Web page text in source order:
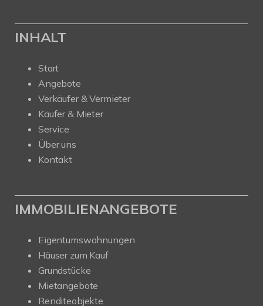
INHALT
Start
Angebote
Verkäufer & Vermieter
Käufer & Mieter
Service
Über uns
Kontakt
IMMOBILIENANGEBOTE
Eigentumswohnungen
Häuser zum Kauf
Grundstücke
Mietangebote
Renditeobjekte